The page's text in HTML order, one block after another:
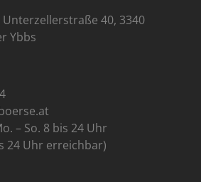
Unterzellerstraße 40, 3340
Ybbs
– So. 8 bis 24 Uhr
24 Uhr erreichbar)